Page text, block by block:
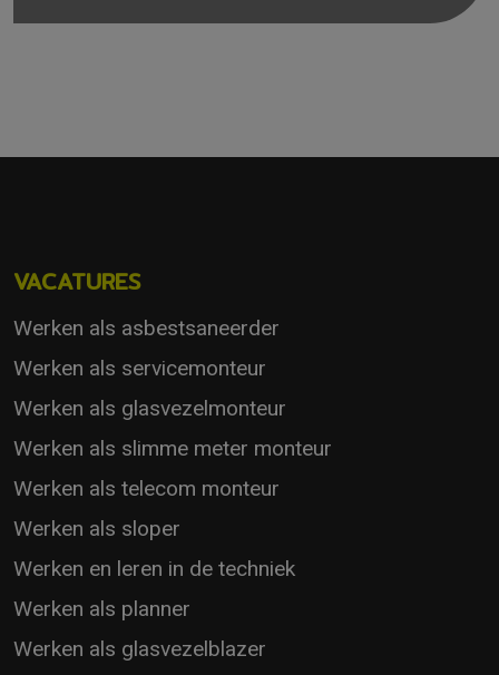
VACATURES
Werken als asbestsaneerder
Werken als servicemonteur
Werken als glasvezelmonteur
Werken als slimme meter monteur
Werken als telecom monteur
Werken als sloper
Werken en leren in de techniek
Werken als planner
Werken als glasvezelblazer